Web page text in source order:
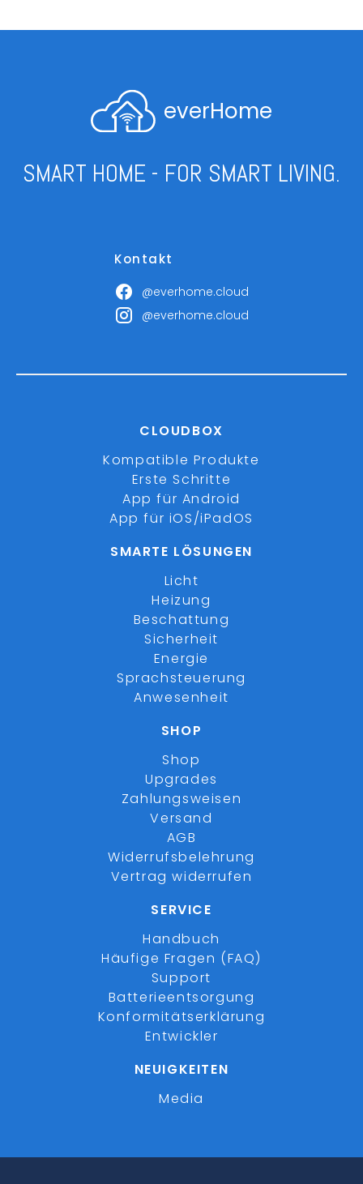
everHome
SMART HOME - FOR SMART LIVING.
Kontakt
@everhome.cloud
@everhome.cloud
CLOUDBOX
Kompatible Produkte
Erste Schritte
App für Android
App für iOS/iPadOS
SMARTE LÖSUNGEN
Licht
Heizung
Beschattung
Sicherheit
Energie
Sprachsteuerung
Anwesenheit
SHOP
Shop
Upgrades
Zahlungsweisen
Versand
AGB
Widerrufsbelehrung
Vertrag widerrufen
SERVICE
Handbuch
Häufige Fragen (FAQ)
Support
Batterieentsorgung
Konformitätserklärung
Entwickler
NEUIGKEITEN
Media